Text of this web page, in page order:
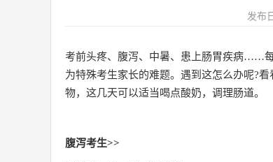
发布
考前头疼、腹泻、中暑、患上肠胃疾病……
为特殊考生家长的难题。遇到这怎么办呢?
物，这几天可以适当喝点酸奶，调理肠道。
腹泻考生>>